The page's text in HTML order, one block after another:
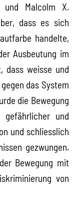
und Malcolm X.
dass es sich
handelte,
Ausbeutung im
dass weisse und
das System
die Bewegung
und
und schliesslich
gezwungen.
Bewegung mit
von